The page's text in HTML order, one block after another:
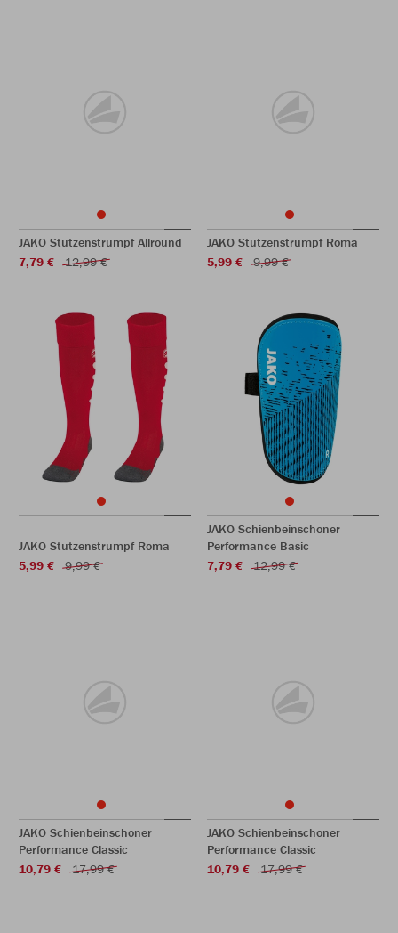
JAKO Stutzenstrumpf Allround
7,79 €
12,99 €
JAKO Stutzenstrumpf Roma
5,99 €
9,99 €
JAKO Stutzenstrumpf Roma
5,99 €
9,99 €
JAKO Schienbeinschoner
Performance Basic
7,79 €
12,99 €
JAKO Schienbeinschoner
Performance Classic
10,79 €
17,99 €
JAKO Schienbeinschoner
Performance Classic
10,79 €
17,99 €